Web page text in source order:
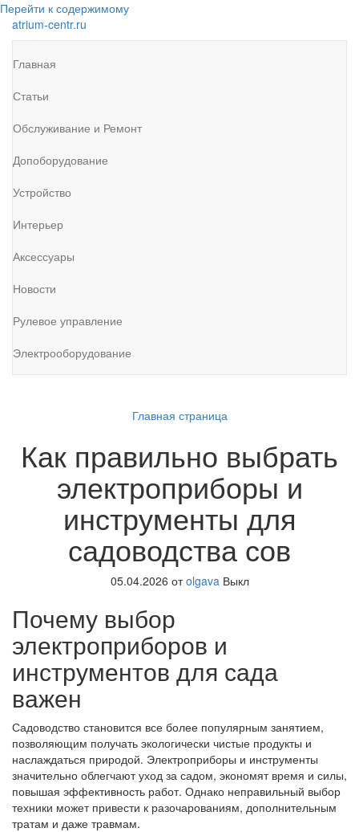
Перейти к содержимому
atrium-centr.ru
Главная
Статьи
Обслуживание и Ремонт
Допоборудование
Устройство
Интерьер
Аксессуары
Новости
Рулевое управление
Электрооборудование
Главная страница
Как правильно выбрать
электроприборы и
инструменты для
садоводства сов
05.04.2026 от olgava Выкл
Почему выбор
электроприборов и
инструментов для сада
важен
Садоводство становится все более популярным занятием,
позволяющим получать экологически чистые продукты и
наслаждаться природой. Электроприборы и инструменты
значительно облегчают уход за садом, экономят время и силы,
повышая эффективность работ. Однако неправильный выбор
техники может привести к разочарованиям, дополнительным
тратам и даже травмам.